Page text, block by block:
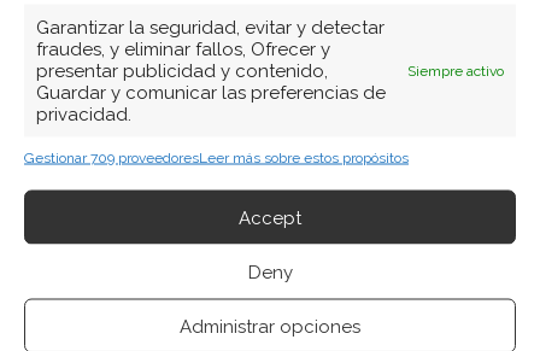
Garantizar la seguridad, evitar y detectar
fraudes, y eliminar fallos, Ofrecer y
presentar publicidad y contenido,
Guardar y comunicar las preferencias de
privacidad.
Siempre activo
Gestionar 709 proveedoresLeer más sobre estos propósitos
Accept
Deny
Administrar opciones
hardware, software empresarial y computación en
la nube.